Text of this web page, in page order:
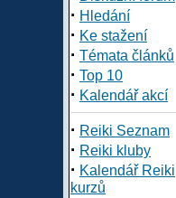
· Hledání
· Ke stažení
· Témata článků
· Top 10
· Kalendář akcí
· Reiki Seznam
· Reiki kluby
· Kalendář Reiki
kurzů